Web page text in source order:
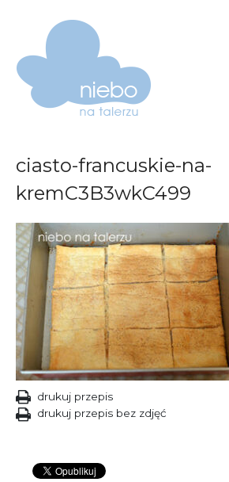
ciasto-francuskie-na-
kremC3B3wkC499
drukuj przepis
drukuj przepis bez zdjęć